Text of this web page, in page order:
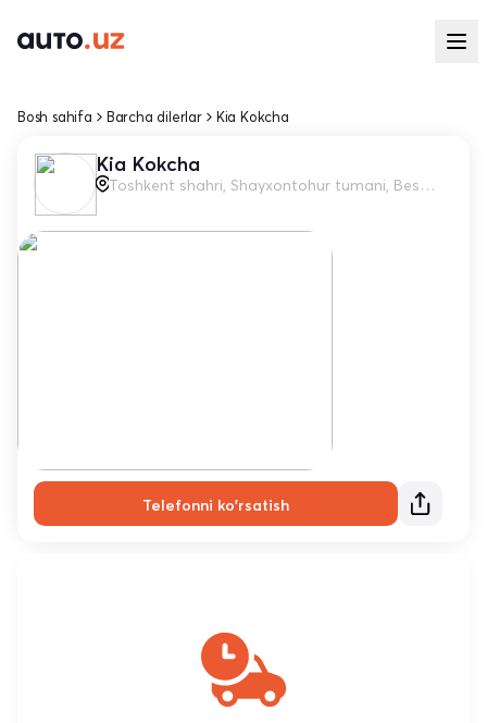
Bosh sahifa Barcha dilerlar Kia Kokcha
Kia Kokcha
Toshkent shahri, Shayxontohur tumani, Beshqayrog‘och ko'chasi, 44a
Telefonni ko'rsatish